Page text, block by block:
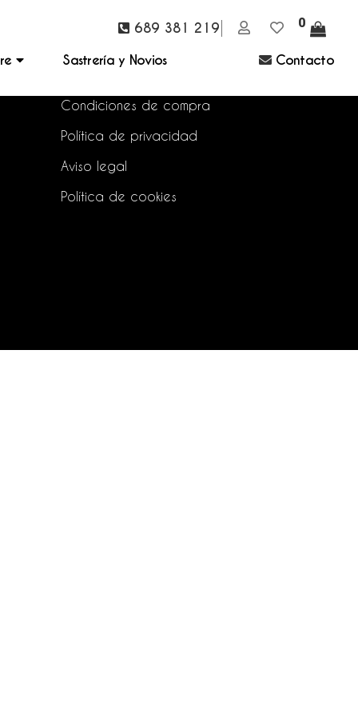
Sastrería y Novios Contacto
689 381 219
Condiciones de compra
Política de privacidad
Aviso legal
Política de cookies
0